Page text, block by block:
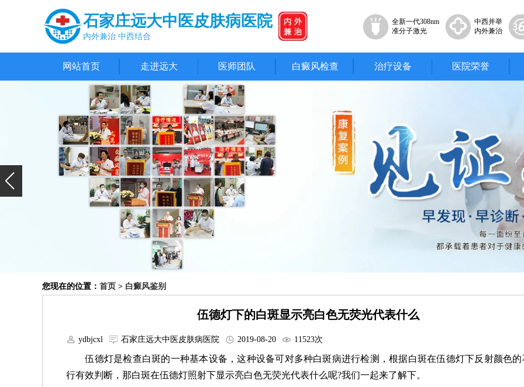
石家庄远大中医皮肤病医院
内外兼治 中西结合
全新一代308nm
准分子激光
中西并举
内外兼治
网站首页 走进远大 医师团队 白癜风检查 治疗设备 医院荣誉
您现在的位置： 首页 > 白癜风鉴别
伍德灯下的白斑显示亮白色无荧光代表什么
ydbjcxl 石家庄远大中医皮肤病医院 2019-08-20 11523次
伍德灯是检查白斑的一种基本设备，这种设备可对多种白斑病进行检测，根据白斑在伍德灯下反射颜色的
行有效判断，那白斑在伍德灯照射下显示亮白色无荧光代表什么呢?我们一起来了解下。